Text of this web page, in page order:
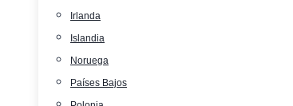
Irlanda
Islandia
Noruega
Países Bajos